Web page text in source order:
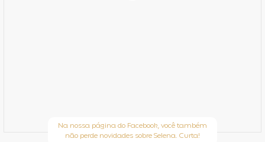
Na nossa página do Facebook, você também
não perde novidades sobre Selena. Curta!